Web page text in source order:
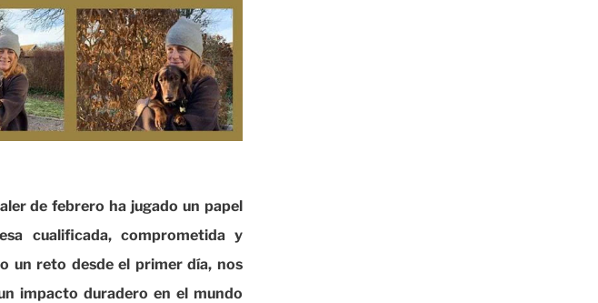
de febrero ha jugado un papel
cualificada, comprometida y
un reto desde el primer día, nos
impacto duradero en el mundo